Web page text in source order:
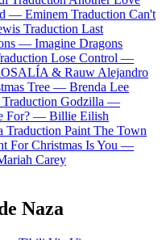
— Eminem Traduction Can't
Traduction Last
— Imagine Dragons
Lose Control —
& Rauw Alejandro
Tree — Brenda Lee
Traduction Godzilla —
For? — Billie Eilish
Traduction Paint The Town
For Christmas Is You —
Carey
Naza